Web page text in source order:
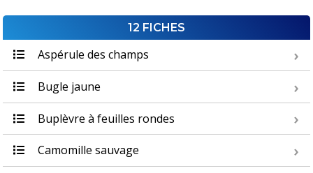
12 FICHES
Aspérule des champs
Bugle jaune
Buplèvre à feuilles rondes
Camomille sauvage